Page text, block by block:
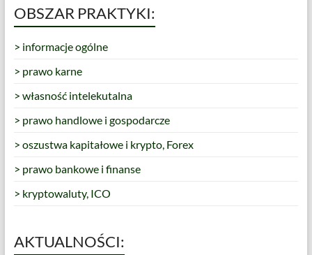
OBSZAR PRAKTYKI:
> informacje ogólne
> prawo karne
> własność intelekutalna
> prawo handlowe i gospodarcze
> oszustwa kapitałowe i krypto, Forex
> prawo bankowe i finanse
> kryptowaluty, ICO
AKTUALNOŚCI: